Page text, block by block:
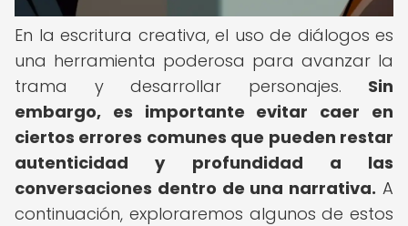
En la escritura creativa, el uso de diálogos es
una herramienta poderosa para avanzar la
trama y desarrollar personajes. Sin
embargo, es importante evitar caer en
ciertos errores comunes que pueden restar
autenticidad y profundidad a las
conversaciones dentro de una narrativa. A
continuación, exploraremos algunos de estos